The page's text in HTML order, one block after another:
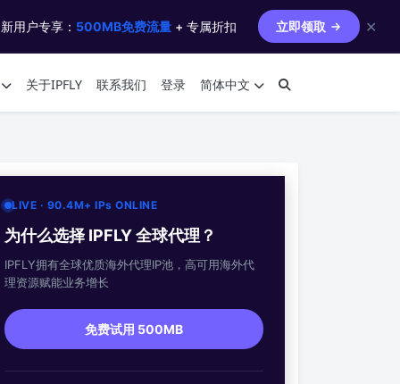
用户专享： 500MB免费流量 + 专属折扣 立即领取 ✕
关于IPFLY 联系我们 登录 简体中文
LIVE · 90.4M+ IPs ONLINE
为什么选择 IPFLY 全球代理？
IPFLY拥有全球优质海外代理IP池，高可用海外代
理资源赋能业务增长
免费试用 500MB